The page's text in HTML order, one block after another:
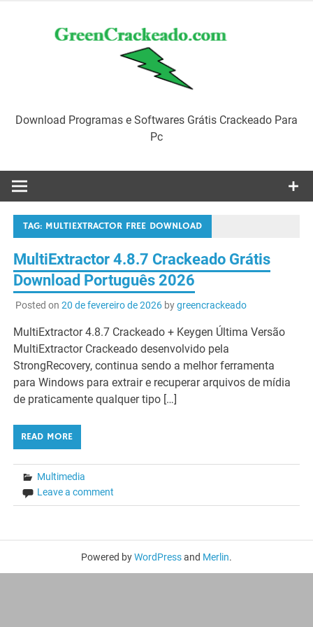
Download Programas e Softwares Grátis Crackeado Para
Pc
TAG: MULTIEXTRACTOR FREE DOWNLOAD
MultiExtractor 4.8.7 Crackeado Grátis
Download Português 2026
Posted on 20 de fevereiro de 2026bygreencrackeado
MultiExtractor 4.8.7 Crackeado + Keygen Última Versão
MultiExtractor Crackeado desenvolvido pela
StrongRecovery, continua sendo a melhor ferramenta
para Windows para extrair e recuperar arquivos de mídia
de praticamente qualquer tipo […]
READ MORE
Multimedia
Leave a comment
Powered byWordPressand Merlin.